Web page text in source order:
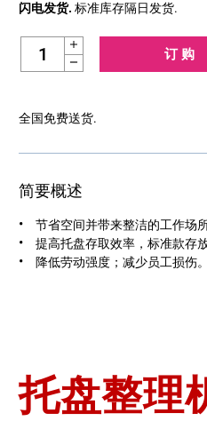
闪电发货. 标准库存隔日发货.
Increase Quantity:
Decrease Quantity:
全国免费送货.
简要概述
节省空间并带来整洁的工作场所
提高托盘存取效率，标准款存
降低劳动强度；减少员工损伤。
托盘整理